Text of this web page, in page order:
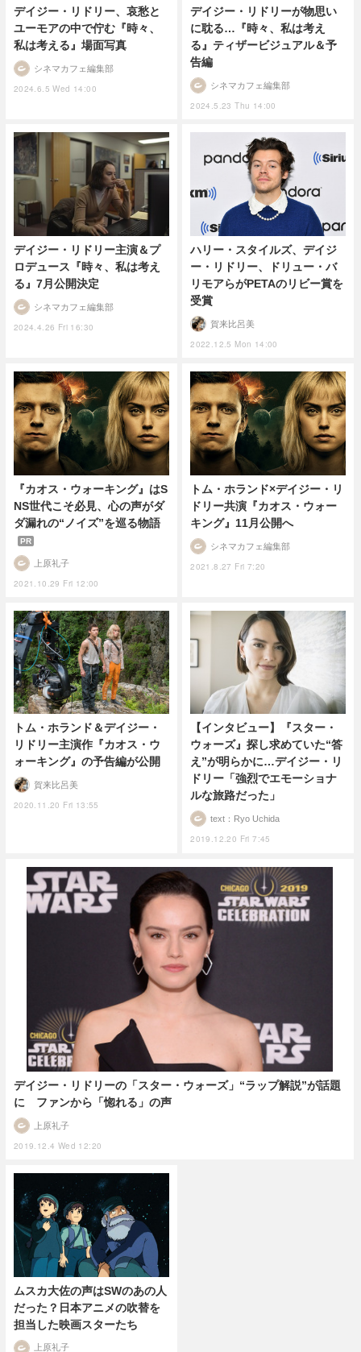
デイジー・リドリー、哀愁と
ユーモアの中で佇む『時々、
私は考える』場面写真
2024.6.5 Wed 14:00
シネマカフェ編集部
デイジー・リドリーが物思い
に耽る…『時々、私は考え
る』ティザービジュアル＆予
告編
2024.5.23 Thu 14:00
シネマカフェ編集部
デイジー・リドリー主演＆プ
ロデュース『時々、私は考え
る』7月公開決定
2024.4.26 Fri 16:30
シネマカフェ編集部
ハリー・スタイルズ、デイジ
ー・リドリー、ドリュー・バ
リモアらがPETAのリビー賞を
受賞
2022.12.5 Mon 14:00
賀来比呂美
『カオス・ウォーキング』はS
NS世代こそ必見、心の声がダ
ダ漏れの“ノイズ”を巡る物語
PR
2021.10.29 Fri 12:00
上原礼子
トム・ホランド×デイジー・リ
ドリー共演『カオス・ウォー
キング』11月公開へ
2021.8.27 Fri 7:20
シネマカフェ編集部
トム・ホランド＆デイジー・
リドリー主演作『カオス・ウ
ォーキング』の予告編が公開
2020.11.20 Fri 13:55
賀来比呂美
【インタビュー】『スター・
ウォーズ』探し求めていた“答
え”が明らかに…デイジー・リ
ドリー「強烈でエモーショナ
ルな旅路だった」
2019.12.20 Fri 7:45
text：Ryo Uchida
デイジー・リドリーの「スター・ウォーズ」“ラップ解説”が話題
に ファンから「惚れる」の声
2019.12.4 Wed 12:20
上原礼子
ムスカ大佐の声はSWのあの人
だった？日本アニメの吹替を
担当した映画スターたち
上原礼子